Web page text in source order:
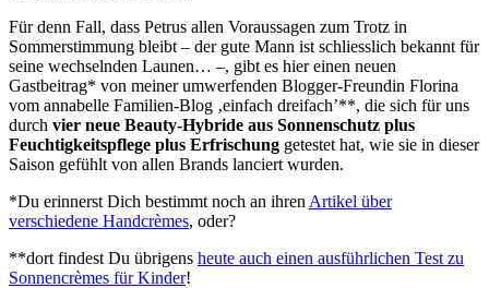
Für denn Fall, dass Petrus allen Voraussagen zum Trotz in
Sommerstimmung bleibt – der gute Mann ist schliesslich bekannt für
seine wechselnden Launen… –, gibt es hier einen neuen
Gastbeitrag* von meiner umwerfenden Blogger-Freundin Florina
vom annabelle Familien-Blog ‚einfach dreifach’**, die sich für uns
durch vier neue Beauty-Hybride aus Sonnenschutz plus
Feuchtigkeitspflege plus Erfrischung getestet hat, wie sie in dieser
Saison gefühlt von allen Brands lanciert wurden.
*Du erinnerst Dich bestimmt noch an ihren Artikel über
verschiedene Handcrèmes, oder?
**dort findest Du übrigens heute auch einen ausführlichen Test zu
Sonnencrèmes für Kinder!